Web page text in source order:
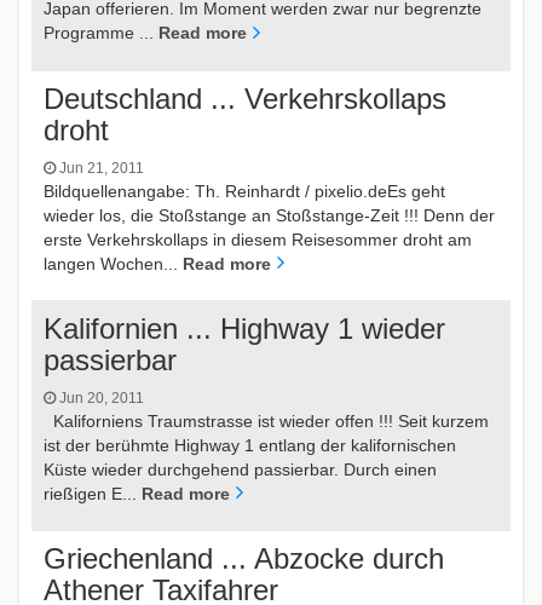
Japan offerieren. Im Moment werden zwar nur begrenzte
Programme ... Read more
Deutschland ... Verkehrskollaps
droht
Jun 21, 2011
Bildquellenangabe: Th. Reinhardt / pixelio.deEs geht
wieder los, die Stoßstange an Stoßstange-Zeit !!! Denn der
erste Verkehrskollaps in diesem Reisesommer droht am
langen Wochen... Read more
Kalifornien ... Highway 1 wieder
passierbar
Jun 20, 2011
Kaliforniens Traumstrasse ist wieder offen !!! Seit kurzem
ist der berühmte Highway 1 entlang der kalifornischen
Küste wieder durchgehend passierbar. Durch einen
rießigen E... Read more
Griechenland ... Abzocke durch
Athener Taxifahrer